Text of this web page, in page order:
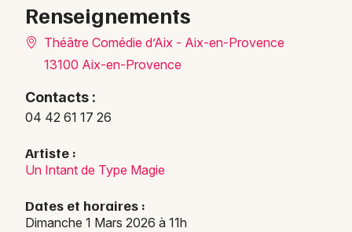
Renseignements
Théâtre Comédie d’Aix - Aix-en-Provence
13100 Aix-en-Provence
Contacts :
04 42 61 17 26
Artiste :
Un Intant de Type Magie
Dates et horaires :
Dimanche 1 Mars 2026 à 11h